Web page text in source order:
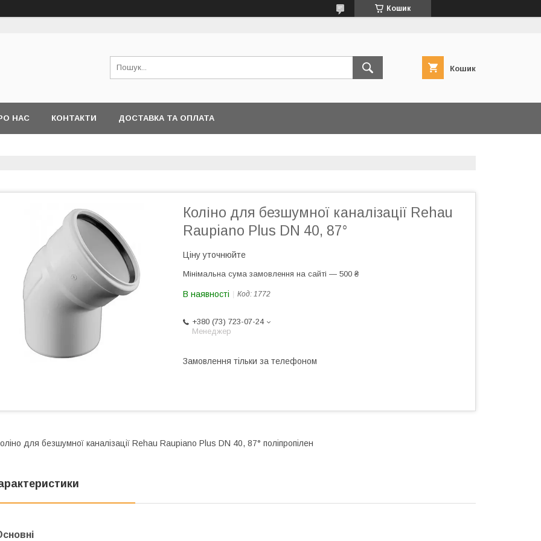
Кошик
Кошик
НАС КОНТАКТИ ДОСТАВКА ТА ОПЛАТА
Коліно для безшумної каналізації Rehau
Raupiano Plus DN 40, 87°
Ціну уточнюйте
Мінімальна сума замовлення на сайті — 500 ₴
В наявності Код: 1772
+380 (73) 723-07-24
Менеджер
Замовлення тільки за телефоном
для безшумної каналізації Rehau Raupiano Plus DN 40, 87° поліпропілен